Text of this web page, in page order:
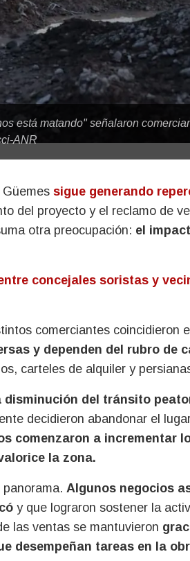
está matando" señalaron
ANR
Güemes sigue generando
del proyecto y el reclamo de
otra preocupación: el
concejales soristas y
comerciantes coincidieron
y dependen del rubro de
carteles de alquiler y
del tránsito
decidieron abandonar el
comenzaron a incrementar
la zona.
Algunos negocios
y que lograron sostener la
las ventas se mantuvieron
desempeñan tareas en la